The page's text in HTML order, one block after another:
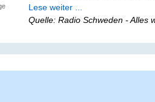
Lese weiter ...
Quelle: Radio Schweden - Alles